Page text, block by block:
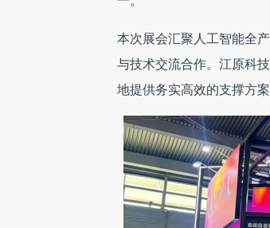
本次展会汇聚人工智能全
与技术交流合作。江原科
地提供务实高效的支撑方案